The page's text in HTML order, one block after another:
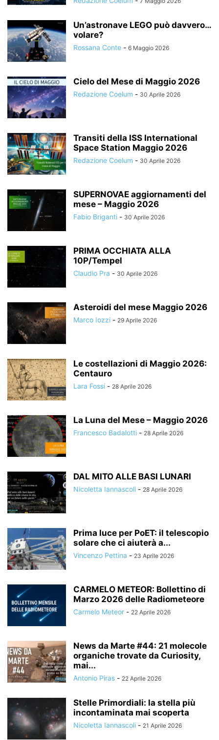
Un’astronave LEGO può davvero…
volare?
Rossana Conte - 6 Maggio 2026
Cielo del Mese di Maggio 2026
Redazione Coelum - 30 Aprile 2026
Transiti della ISS International
Space Station Maggio 2026
Redazione Coelum - 30 Aprile 2026
SUPERNOVAE aggiornamenti del
mese – Maggio 2026
Fabio Briganti - 30 Aprile 2026
PRIMA OCCHIATA ALLA
10P/Tempel
Claudio Pra - 30 Aprile 2026
Asteroidi del mese Maggio 2026
Marco Iozzi - 29 Aprile 2026
Le costellazioni di Maggio 2026:
Centauro
Lara Fossi - 28 Aprile 2026
La Luna del Mese – Maggio 2026
Francesco Badalotti - 28 Aprile 2026
DAL MITO ALLE BASI LUNARI
Nicoletta Iannascoli - 28 Aprile 2026
Prima luce per PoET: il telescopio
solare che ci aiuterà a...
Vincenzo Pettina - 23 Aprile 2026
CARMELO METEOR: Bollettino di
Marzo 2026 delle Radiometeore
Carmelo Meteor - 22 Aprile 2026
News da Marte #44: 21 molecole
organiche trovate da Curiosity,
mai...
Antonio Piras - 22 Aprile 2026
Stelle Primordiali: la stella più
incontaminata mai scoperta
Nicoletta Iannascoli - 21 Aprile 2026